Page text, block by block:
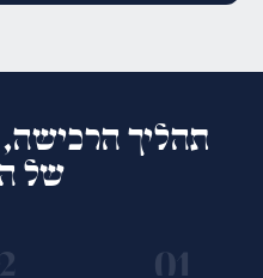
תהליך הרכישה,
של